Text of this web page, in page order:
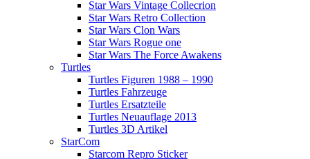
Star Wars Vintage Collecrion
Star Wars Retro Collection
Star Wars Clon Wars
Star Wars Rogue one
Star Wars The Force Awakens
Turtles
Turtles Figuren 1988 – 1990
Turtles Fahrzeuge
Turtles Ersatzteile
Turtles Neuauflage 2013
Turtles 3D Artikel
StarCom
Starcom Repro Sticker